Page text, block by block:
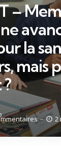
–
la
mais
2